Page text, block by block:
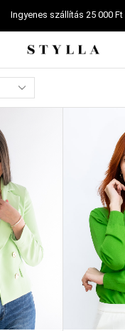
Ingyenes szállítás 25 000 Ft